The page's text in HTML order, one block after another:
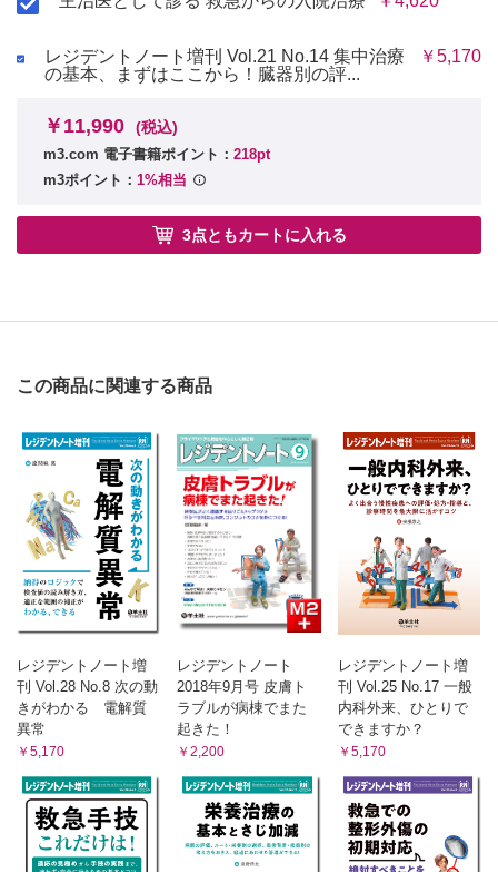
レジデントノート増刊 Vol.21 No.14 集中治療
の基本、まずはここから！臓器別の評...
￥5,170
￥11,990 (税込)
m3.com 電子書籍ポイント： 218pt
m3ポイント： 1%相当
3点ともカートに入れる
この商品に関連する商品
レジデントノート増
刊 Vol.28 No.8 次の動
きがわかる 電解質
異常
￥5,170
レジデントノート
2018年9月号 皮膚ト
ラブルが病棟でまた
起きた！
￥2,200
レジデントノート増
刊 Vol.25 No.17 一般
内科外来、ひとりで
できますか？
￥5,170